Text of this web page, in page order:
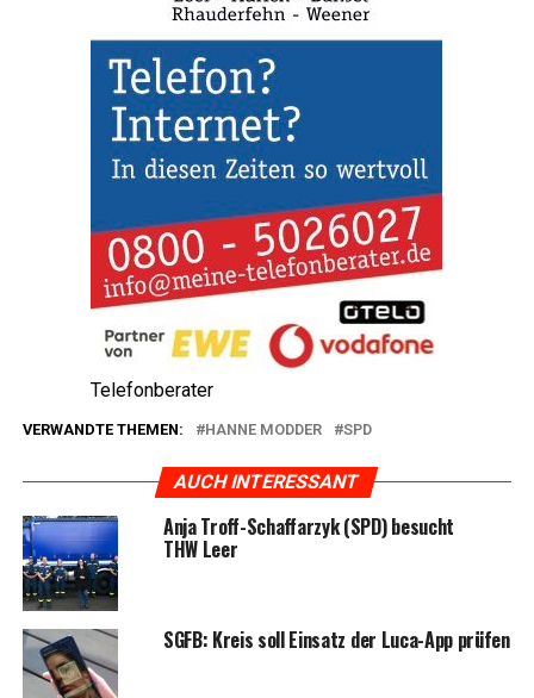
Tele­fon­be­ra­ter
VERWANDTE THEMEN: HANNE MODDER SPD
AUCH INTERESSANT
Anja Troff-Schaffar­zyk (SPD) besucht
THW Leer
SGFB: Kreis soll Ein­satz der Luca-App prüfen